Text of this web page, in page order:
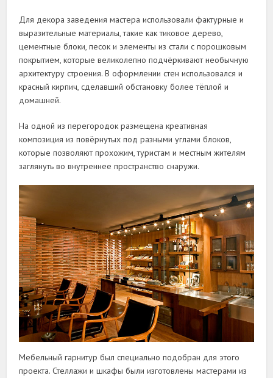
Для декора заведения мастера использовали фактурные и
выразительные материалы, такие как тиковое дерево,
цементные блоки, песок и элементы из стали с порошковым
покрытием, которые великолепно подчёркивают необычную
архитектуру строения. В оформлении стен использовался и
красный кирпич, сделавший обстановку более тёплой и
домашней.
На одной из перегородок размещена креативная
композиция из повёрнутых под разными углами блоков,
которые позволяют прохожим, туристам и местным жителям
заглянуть во внутреннее пространство снаружи.
Мебельный гарнитур был специально подобран для этого
проекта. Стеллажи и шкафы были изготовлены мастерами из